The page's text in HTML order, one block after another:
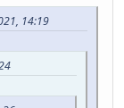
14:19